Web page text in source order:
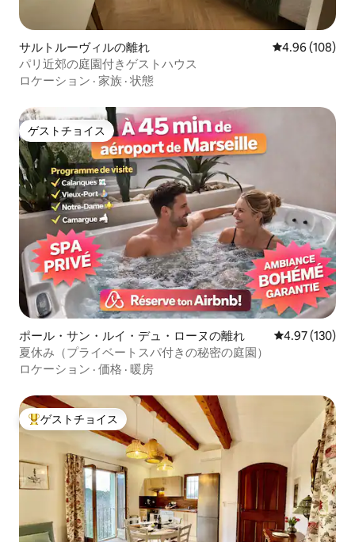
サルトルーヴィルの離れ レビュー108
4.96 (108)
パリ近郊の庭園付きゲストハウス
ロケーション · 家族 · 状態
ゲストチョイス
ゲストチョイス
ポール・サン・ルイ・デュ・ローヌの離れ レビュー130
4.97 (130)
夏休み（プライベートスパ付きの秘密の庭園）
ロケーション · 価格 · 暖房
大好評のゲストチョイスです。
ゲストチョイス